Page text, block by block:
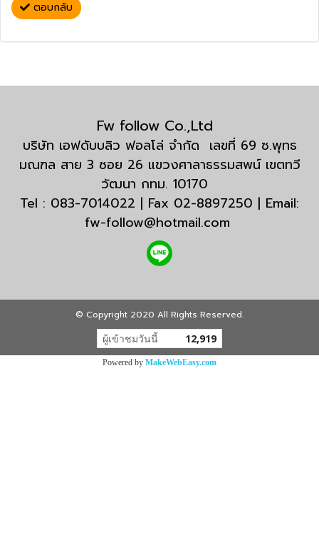
ตอบกลับ
Fw follow Co.,Ltd
บริษัท เอฟดับบลิว ฟอลโล่ จำกัด เลขที่ 69 ซ.พุทธ
มณฑล สาย 3 ซอย 26 แขวงศาลาธรรมสพน์ เขตทวี
วัฒนา กทม. 10170
Tel : 083-7014022 | Fax 02-8897250 | Email:
fw-follow@hotmail.com
© Copyright 2020 All Rights Reserved.
ผู้เข้าชมวันนี้ 12,919
Powered by MakeWebEasy.com